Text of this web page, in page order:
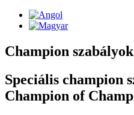
Champion szabályok
Speciális champion
Champion of